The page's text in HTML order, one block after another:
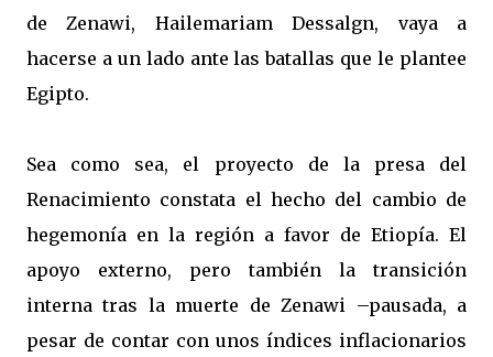
de Zenawi, Hailemariam Dessalgn, vaya a
hacerse a un lado ante las batallas que le plantee
Egipto.
Sea como sea, el proyecto de la presa del
Renacimiento constata el hecho del cambio de
hegemonía en la región a favor de Etiopía. El
apoyo externo, pero también la transición
interna tras la muerte de Zenawi –pausada, a
pesar de contar con unos índices inflacionarios